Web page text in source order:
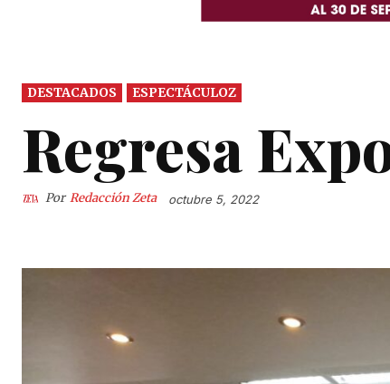
DESTACADOS ESPECTÁCULOZ
Regresa
Por Redacción Zeta octubre 5, 2022